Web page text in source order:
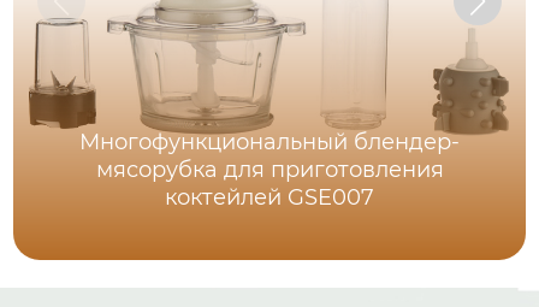
Многофункциональный блендер-
мясорубка для приготовления
коктейлей GSE007